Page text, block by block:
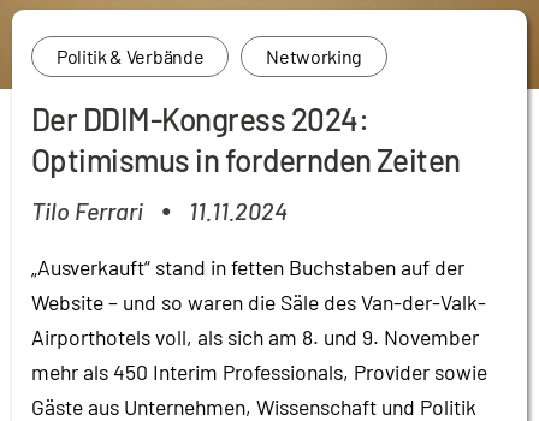
Politik & Verbände Networking
Der DDIM-Kongress 2024:
Optimismus in fordernden Zeiten
Tilo Ferrari ● 11.11.2024
„Ausverkauft“ stand in fetten Buchstaben auf der
Website – und so waren die Säle des Van-der-Valk-
Airporthotels voll, als sich am 8. und 9. November
mehr als 450 Interim Professionals, Provider sowie
Gäste aus Unternehmen, Wissenschaft und Politik